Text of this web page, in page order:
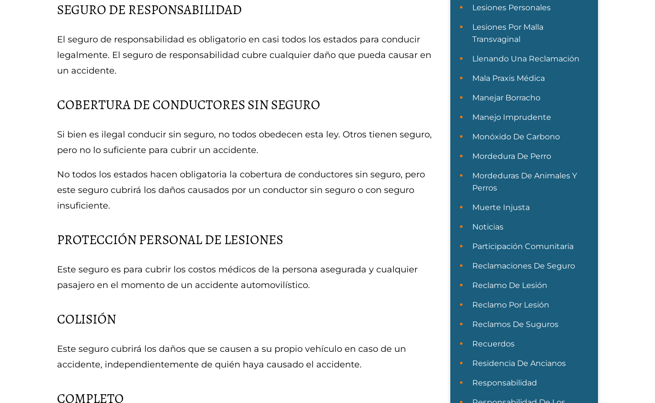
SEGURO DE RESPONSABILIDAD
El seguro de responsabilidad es obligatorio en casi todos los estados para conducir
legalmente. El seguro de responsabilidad cubre cualquier daño que pueda causar en
un accidente.
COBERTURA DE CONDUCTORES SIN SEGURO
Si bien es ilegal conducir sin seguro, no todos obedecen esta ley. Otros tienen seguro,
pero no lo suficiente para cubrir un accidente.
No todos los estados hacen obligatoria la cobertura de conductores sin seguro, pero
este seguro cubrirá los daños causados ​​por un conductor sin seguro o con seguro
insuficiente.
PROTECCIÓN PERSONAL DE LESIONES
Este seguro es para cubrir los costos médicos de la persona asegurada y cualquier
pasajero en el momento de un accidente automovilístico.
COLISIÓN
Este seguro cubrirá los daños que se causen a su propio vehículo en caso de un
accidente, independientemente de quién haya causado el accidente.
COMPLETO
Lesiones Personales
Lesiones Por Malla
Transvaginal
Llenando Una Reclamación
Mala Praxis Médica
Manejar Borracho
Manejo Imprudente
Monóxido De Carbono
Mordedura De Perro
Mordeduras De Animales Y
Perros
Muerte Injusta
Noticias
Participación Comunitaria
Reclamaciones De Seguro
Reclamo De Lesión
Reclamo Por Lesión
Reclamos De Suguros
Recuerdos
Residencia De Ancianos
Responsabilidad